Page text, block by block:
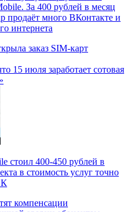
За 400 рублей в месяц
продаёт много ВКонтакте и
интернета
заказ SIM-карт
15 июля заработает сотовая
стоил 400-450 рублей в
в стоимость услуг точно
компенсации